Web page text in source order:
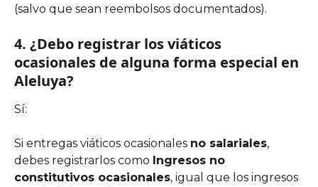
(salvo que sean reembolsos documentados).
4. ¿Debo registrar los viáticos
ocasionales de alguna forma especial en
Aleluya?
Sí:
Si entregas viáticos ocasionales no salariales,
debes registrarlos como Ingresos no
constitutivos ocasionales, igual que los ingresos